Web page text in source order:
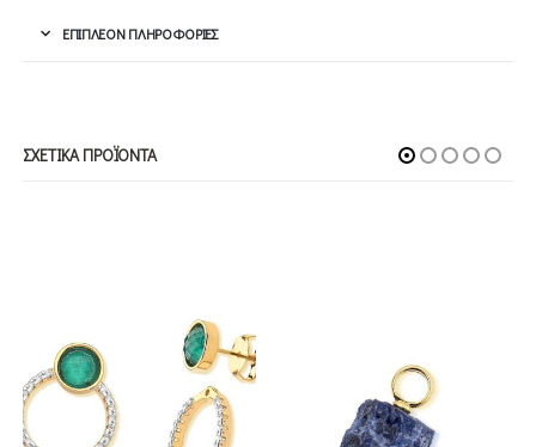
ΕΠΙΠΛΈΟΝ ΠΛΗΡΟΦΟΡΊΕΣ
ΣΧΕΤΙΚΆ ΠΡΟΪΌΝΤΑ